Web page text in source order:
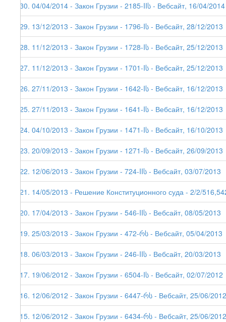
130. 04/04/2014 - Закон Грузии - 2185-IIს - Вебсайт, 16/04/2014
129. 13/12/2013 - Закон Грузии - 1796-Iს - Вебсайт, 28/12/2013
128. 11/12/2013 - Закон Грузии - 1728-Iს - Вебсайт, 25/12/2013
127. 11/12/2013 - Закон Грузии - 1701-Iს - Вебсайт, 25/12/2013
126. 27/11/2013 - Закон Грузии - 1642-Iს - Вебсайт, 16/12/2013
125. 27/11/2013 - Закон Грузии - 1641-Iს - Вебсайт, 16/12/2013
124. 04/10/2013 - Закон Грузии - 1471-Iს - Вебсайт, 16/10/2013
123. 20/09/2013 - Закон Грузии - 1271-Iს - Вебсайт, 26/09/2013
122. 12/06/2013 - Закон Грузии - 724-IIს - Вебсайт, 03/07/2013
121. 14/05/2013 - Решение Конституционного суда - 2/2/
120. 17/04/2013 - Закон Грузии - 546-IIს - Вебсайт, 08/05/2013
119. 25/03/2013 - Закон Грузии - 472-რს - Вебсайт, 05/04/2013
118. 06/03/2013 - Закон Грузии - 246-IIს - Вебсайт, 20/03/2013
117. 19/06/2012 - Закон Грузии - 6504-Iს - Вебсайт, 02/07/2012
116. 12/06/2012 - Закон Грузии - 6447-რს - Вебсайт, 25/06/2012
115. 12/06/2012 - Закон Грузии - 6434-რს - Вебсайт, 25/06/2012